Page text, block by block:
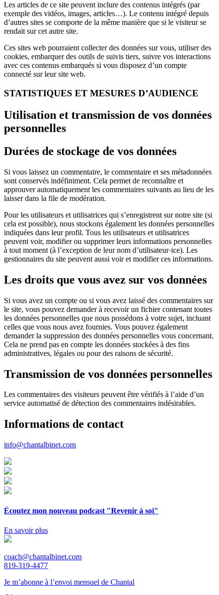
Les articles de ce site peuvent inclure des contenus intégrés (par
exemple des vidéos, images, articles…). Le contenu intégré depuis
d’autres sites se comporte de la même manière que si le visiteur se
rendait sur cet autre site.
Ces sites web pourraient collecter des données sur vous, utiliser des
cookies, embarquer des outils de suivis tiers, suivre vos interactions
avec ces contenus embarqués si vous disposez d’un compte
connecté sur leur site web.
STATISTIQUES ET MESURES D’AUDIENCE
Utilisation et transmission de vos données
personnelles
Durées de stockage de vos données
Si vous laissez un commentaire, le commentaire et ses métadonnées
sont conservés indéfiniment. Cela permet de reconnaître et
approuver automatiquement les commentaires suivants au lieu de les
laisser dans la file de modération.
Pour les utilisateurs et utilisatrices qui s’enregistrent sur notre site (si
cela est possible), nous stockons également les données personnelles
indiquées dans leur profil. Tous les utilisateurs et utilisatrices
peuvent voir, modifier ou supprimer leurs informations personnelles
à tout moment (à l’exception de leur nom d’utilisateur·ice). Les
gestionnaires du site peuvent aussi voir et modifier ces informations.
Les droits que vous avez sur vos données
Si vous avez un compte ou si vous avez laissé des commentaires sur
le site, vous pouvez demander à recevoir un fichier contenant toutes
les données personnelles que nous possédons à votre sujet, incluant
celles que vous nous avez fournies. Vous pouvez également
demander la suppression des données personnelles vous concernant.
Cela ne prend pas en compte les données stockées à des fins
administratives, légales ou pour des raisons de sécurité.
Transmission de vos données personnelles
Les commentaires des visiteurs peuvent être vérifiés à l’aide d’un
service automatisé de détection des commentaires indésirables.
Informations de contact
info@chantalbinet.com
Écoutez mon nouveau podcast "Revenir à soi"
En savoir plus
coach@chantalbinet.com
819-319-4477
Je m’abonne à l’envoi mensuel de Chantal